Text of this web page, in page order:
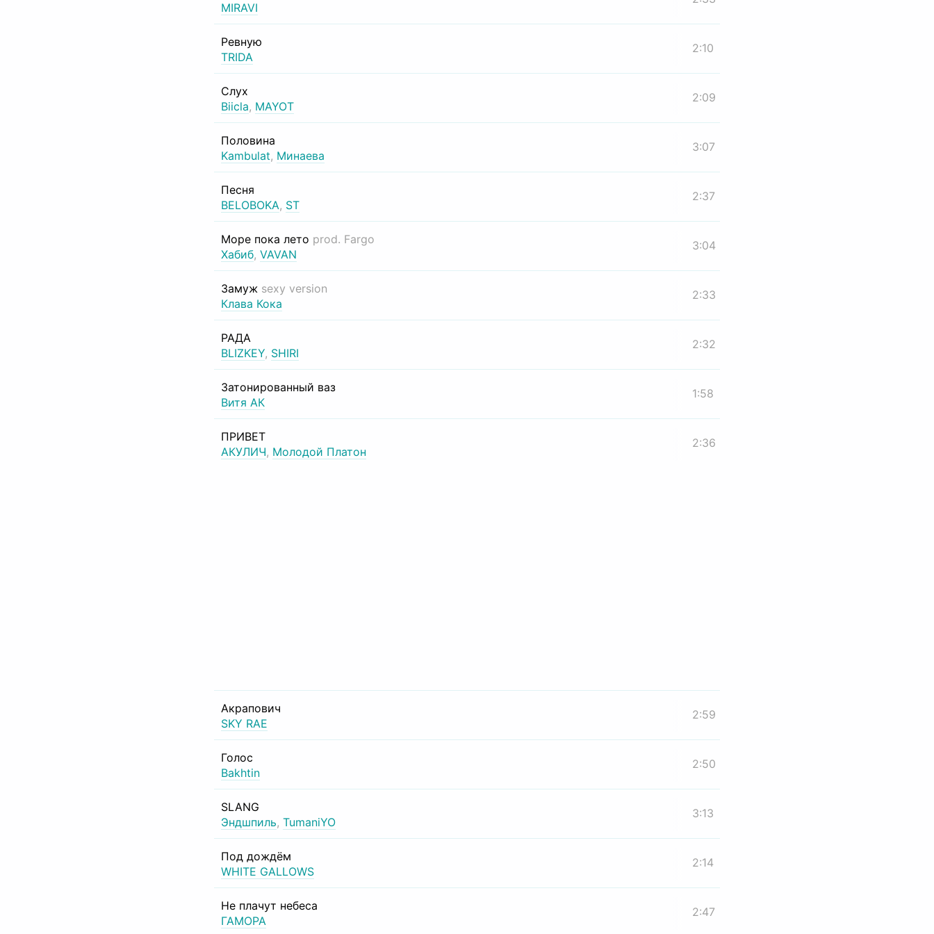
MIRAVI
Ревную
TRIDA
2:10
Слух
Biicla, MAYOT
2:09
Половина
Kambulat, Минаева
3:07
Песня
BELOBOKA, ST
2:37
Море пока лето prod. Fargo
Хабиб, VAVAN
3:04
Замуж sexy version
Клава Кока
2:33
РАДА
BLIZKEY, SHIRI
2:32
Затонированный ваз
Витя АК
1:58
ПРИВЕТ
АКУЛИЧ, Молодой Платон
2:36
Акрапович
SKY RAE
2:59
Голос
Bakhtin
2:50
SLANG
Эндшпиль, TumaniYO
3:13
Под дождём
WHITE GALLOWS
2:14
Не плачут небеса
ГАМОРА
2:47